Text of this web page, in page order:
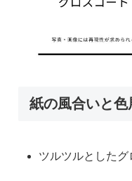
紙の風合いと色
ツルツルとした